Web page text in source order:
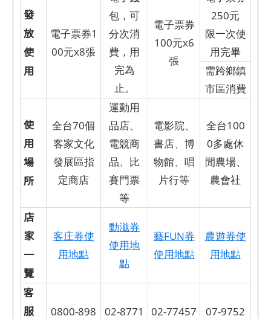
發
放
使
用
電子票券1
00元x8張
包，可
分次消
費，用
完為
止。
電子票券
100元x6
張
250元
限一次使
用完畢
需跨鄉鎮
市區消費
使
用
場
所
全台70個
客家文化
發展區指
定商店
運動用
品店、
電競商
品、比
賽門票
等
電影院、
書店、博
物館、唱
片行等
全台100
0多處休
閒農場、
農會社
店
家
一
覽
客庄券使
用地點
動滋券
使用地
點
藝FUN券
使用地點
農遊券使
用地點
客
服
0800-898
02-8771
02-77457
07-9752